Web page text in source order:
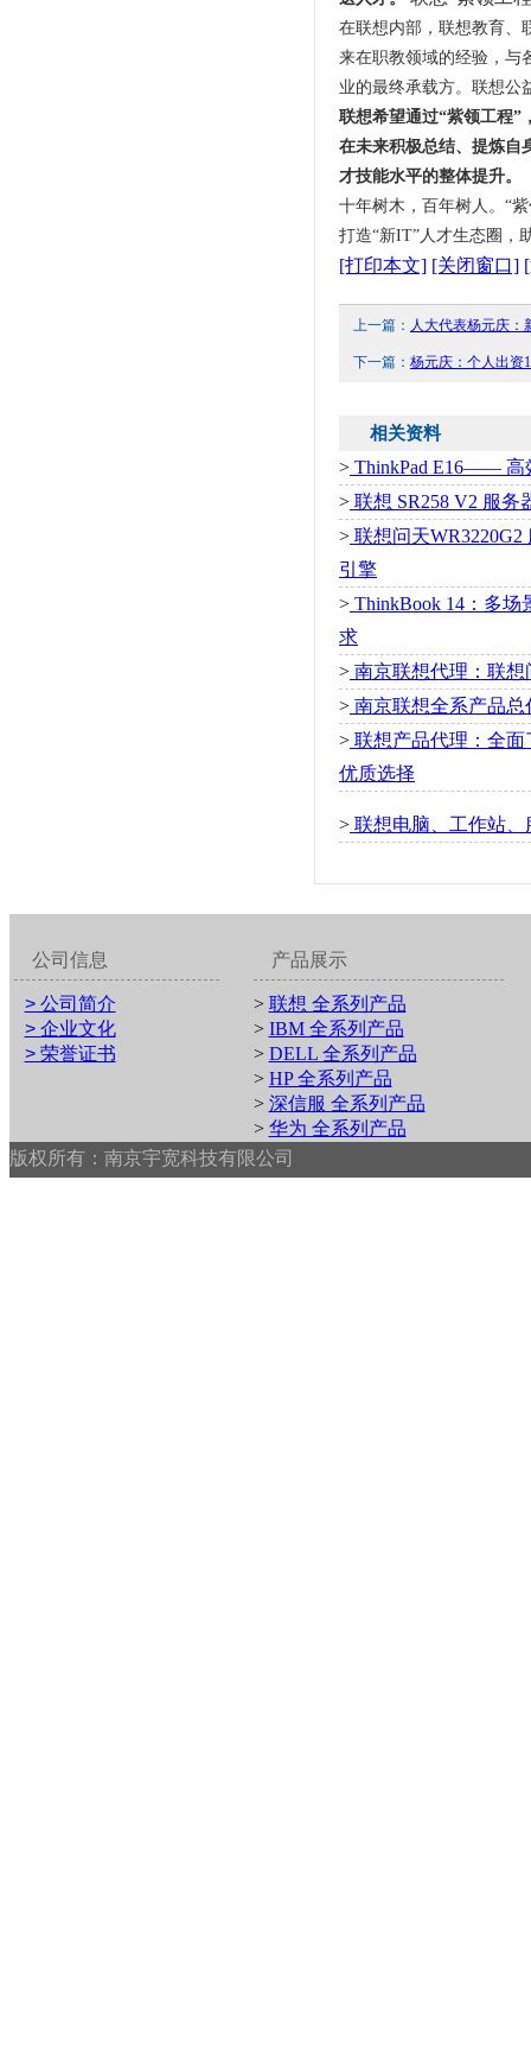
在联想内部，联想教育、
来在职教领域的经验，与
业的最终承载方。联想公
联想希望通过“紫领工程”
在未来积极总结、提炼自
才技能水平的整体提升。
十年树木，百年树人。“
打造“新IT”人才生态圈，
[打印本文] [关闭窗口]
上一篇： 人大代表杨元庆：
下一篇： 杨元庆：个人出资
相关资料
> ThinkPad E16—— 高
> 联想 SR258 V2 服
> 联想问天
引擎
> ThinkBook 14：多
求
> 南京联想代理：联想
> 南京联想全系产品
> 联想产品代理：全
优质选择
> 联想电脑、工作站
公司信息
> 公司简介
> 企业文化
> 荣誉证书
产品展示
> 联想 全系列产品
> IBM 全系列产品
> DELL 全系列产品
> HP 全系列产品
> 深信服 全系列产品
> 华为 全系列产品
版权所有：南京宇宽科技有限公司